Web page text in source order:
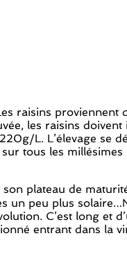
raisins proviennent
les raisins
L. L’élevage se
tous les
plateau de
un peu plus
C’est long et
entrant dans la